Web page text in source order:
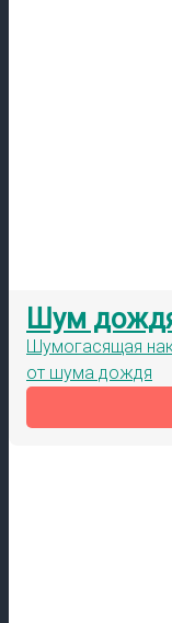
Шум
Шумогасящая
от шума дождя